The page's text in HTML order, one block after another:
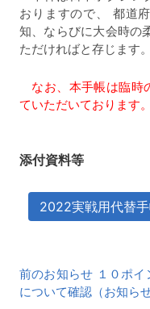
おりますので、 都道
知、ならびに大会時の
ただければと存じます
なお、本手帳は臨時
ていただいております
添付資料等
2022実戦用代替
後
の
前のお知らせ １０ポ
について確認（お知らせ